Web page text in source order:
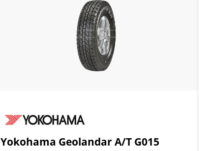
Yokohama Geolandar A/T G015